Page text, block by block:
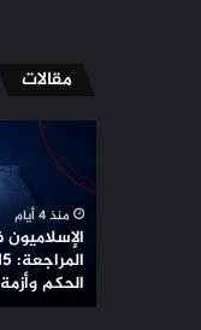
مقالات
الإسلاميون
ليبيا
أمام
اختبار
المراجعة:
عاماً
منذ 4 أيام
الإسلاميون
الحكم